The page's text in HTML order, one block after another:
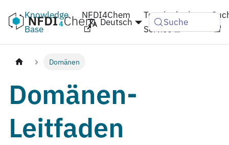
Knowledge
Base
NFDI4Chem
Terminologie-
Service
Deutsch Suche
Domänen
Domänen-
Leitfaden